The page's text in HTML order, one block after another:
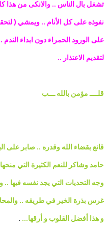
تشغل بال الناس .. والانكى من هذا
نفوذه على كل الأنام .. ويمشي (
على الورود الحمراء دون ابداء الندم
لتقديم الاعتذار ..
قلــــ مؤمن بالله ـــب
قانع بقضاء الله وقدره .. صابر على
حامد وشاكر للنعم الكثيرة التي
وجه التحديات التي يجد نفسه فيها ..
غرس بذرة الخير في طريقه ..
و هذا أفضل القلوب و أرقها....